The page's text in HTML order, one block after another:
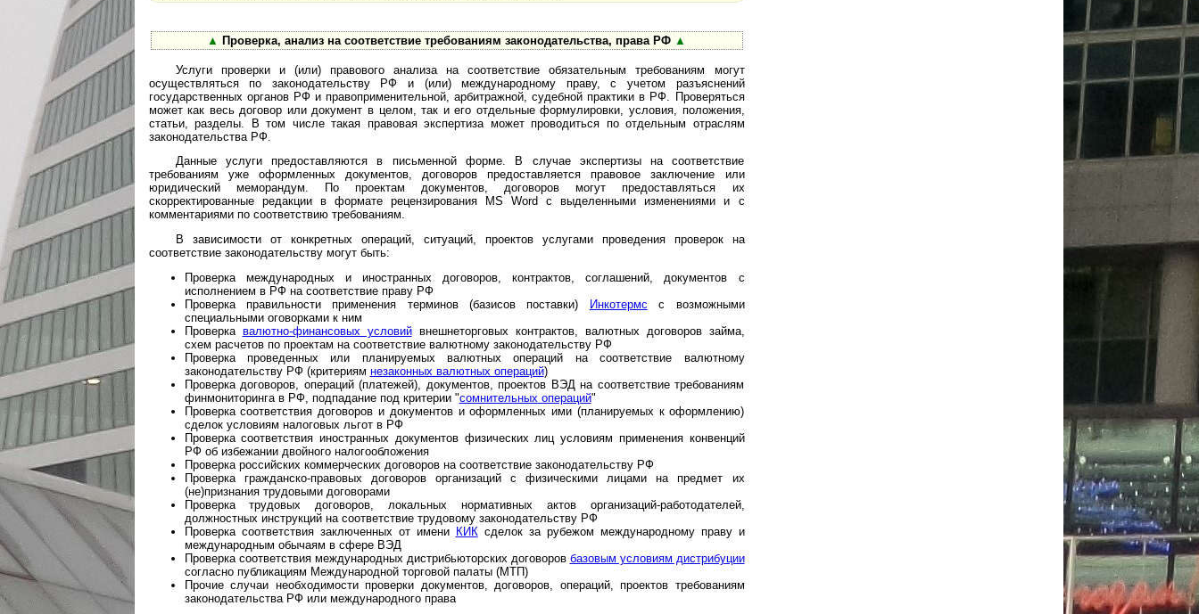
▲ Проверка, анализ на соответствие требованиям законодательства, права РФ ▲
Услуги проверки и (или) правового анализа на соответствие обязательным требованиям могут
осуществляться по законодательству РФ и (или) международному праву, с учетом разъяснений
государственных органов РФ и правоприменительной, арбитражной, судебной практики в РФ. Проверяться
может как весь договор или документ в целом, так и его отдельные формулировки, условия, положения,
статьи, разделы. В том числе такая правовая экспертиза может проводиться по отдельным отраслям
законодательства РФ.
Данные услуги предоставляются в письменной форме. В случае экспертизы на соответствие
требованиям уже оформленных документов, договоров предоставляется правовое заключение или
юридический меморандум. По проектам документов, договоров могут предоставляться их
скорректированные редакции в формате рецензирования MS Word с выделенными изменениями и с
комментариями по соответствию требованиям.
В зависимости от конкретных операций, ситуаций, проектов услугами проведения проверок на
соответствие законодательству могут быть:
Проверка международных и иностранных договоров, контрактов, соглашений, документов с
исполнением в РФ на соответствие праву РФ
Проверка правильности применения терминов (базисов поставки)
Инкотермс с возможными
специальными оговорками к ним
Проверка валютно-финансовых условийвнешнеторговых контрактов, валютных договоров займа,
схем расчетов по проектам на соответствие валютному законодательству РФ
Проверка проведенных или планируемых валютных операций на соответствие валютному
законодательству РФ (критериям незаконных валютных операций)
Проверка договоров, операций (платежей), документов, проектов ВЭД на соответствие требованиям
финмониторинга в РФ, подпадание под критерии "сомнительных операций"
Проверка соответствия договоров и документов и оформленных ими (планируемых к оформлению)
сделок условиям налоговых льгот в РФ
Проверка соответствия иностранных документов физических лиц условиям применения конвенций
РФ об избежании двойного налогообложения
Проверка российских коммерческих договоров на соответствие законодательству РФ
Проверка гражданско-правовых договоров организаций с физическими лицами на предмет их
(не)признания трудовыми договорами
Проверка трудовых договоров, локальных нормативных актов организаций-работодателей,
должностных инструкций на соответствие трудовому законодательству РФ
Проверка соответствия заключенных от имени КИКсделок за рубежом международному праву и
международным обычаям в сфере ВЭД
Проверка соответствия международных дистрибьюторских договоров базовым условиям дистрибуции
согласно публикациям Международной торговой палаты (МТП)
Прочие случаи необходимости проверки документов, договоров, операций, проектов требованиям
законодательства РФ или международного права